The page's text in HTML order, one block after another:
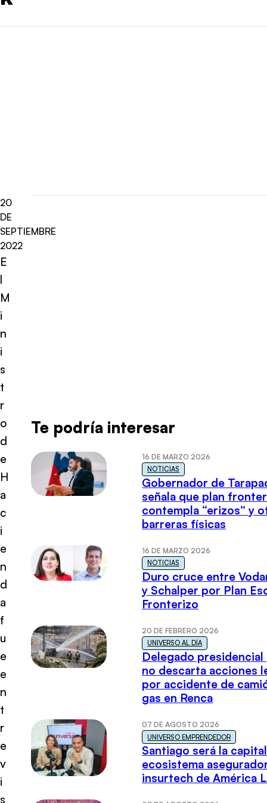
20
DE
SEPTIEMBRE
2022
E
l
M
i
n
i
s
t
r
o
d
e
H
a
c
i
e
n
d
a
f
u
e
e
n
t
r
e
v
i
s
Te podría interesar
16 DE MARZO 2026
NOTICIAS
Gobernador de
señala que plan
contempla “erizos” y
barreras físicas
16 DE MARZO 2026
NOTICIAS
Duro cruce entre
y Schalper por Plan
Fronterizo
20 DE FEBRERO 2026
UNIVERSO AL DÍA
Delegado presidencial
no descarta acciones
por accidente de
gas en Renca
07 DE AGOSTO 2026
UNIVERSO EMPRENDEDOR
Santiago será la
ecosistema
insurtech de América